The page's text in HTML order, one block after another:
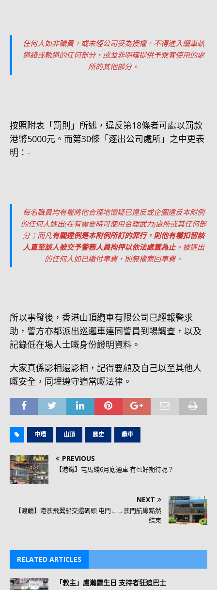
任何人如非職員，或未經公司妥為授權，不得進入纜車軌
道綫或軌道的任何部分，或並非明確提供予乘客使用的處
所的其他部分。
按照附表「罰則」所述，違反第18條者可處以罰款
港幣5000元。而第30條「逐出公司處所」之中更表
明：-
每名職員均有權將他合理地懷疑已違反或企圖違反本附例
的任何人逐出(在有需要時可使用合理武力)處所或其任何部
分；而凡有關違例是本附例所訂的罪行，則他有權扣留該
人直至該人被交予警務人員拘押以依法處置為止。被逐出
的任何人如已繳付車費，則無權索回車費。
所以事發後，香港山頂纜車有限公司已經報警求
助，警方亦都派出巡邏車連同警員到場調查，以及
記錄低在場人士嘅身份證明資料。
大家真係影相還影相，記得要顧及自己以至其他人
嘅安全，同埋遵守適當嘅法律。
中環 山頂 歷史 纜車
PREVIOUS
【港鐵】屯馬綫6月底通車 有乜好期待呢？
NEXT
【渡輪】港澳飛翼船交還碼頭 屯門←→澳門航線黯然
結束
RELATED ARTICLES
「教主」盧瀚霆生日 支持者狂追巴士